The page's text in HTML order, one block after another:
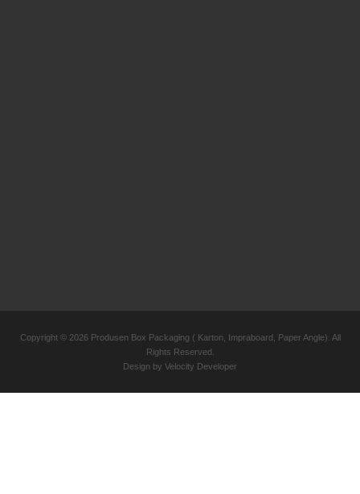
Copyright © 2026 Produsen Box Packaging ( Karton, Impraboard, Paper Angle). All
Rights Reserved.
Design by Velocity Developer